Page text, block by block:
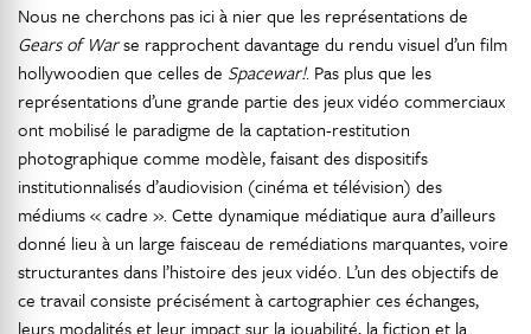
Nous ne cherchons pas ici à nier que les représentations de
Gears of Warse rapprochent davantage du rendu visuel d’un film
hollywoodien que celles de Spacewar!. Pas plus que les
représentations d’une grande partie des jeux vidéo commerciaux
ont mobilisé le paradigme de la captation-restitution
photographique comme modèle, faisant des dispositifs
institutionnalisés d’audiovision (cinéma et télévision) des
médiums « cadre ». Cette dynamique médiatique aura d’ailleurs
donné lieu à un large faisceau de remédiations marquantes, voire
structurantes dans l’histoire des jeux vidéo. L’un des objectifs de
ce travail consiste précisément à cartographier ces échanges,
leurs modalités et leur impact sur la jouabilité, la fiction et la